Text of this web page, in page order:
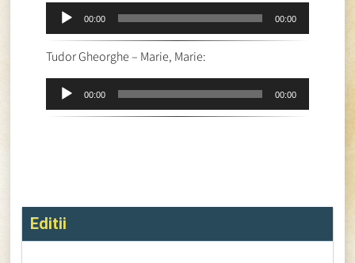
Player
audio
00:00 00:00
Tudor Gheorghe – Marie, Marie:
Player
audio
00:00 00:00
Editii